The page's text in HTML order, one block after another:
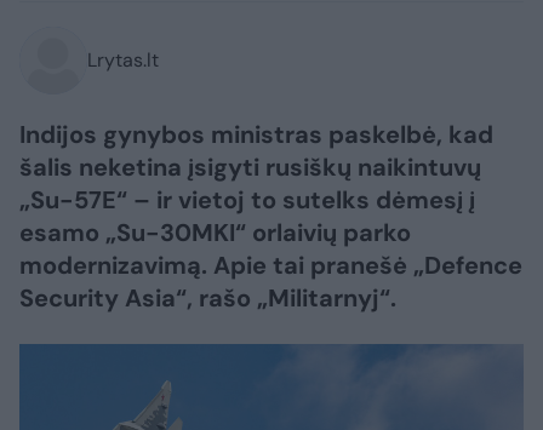
Lrytas.lt
Indijos gynybos ministras paskelbė, kad
šalis neketina įsigyti rusiškų naikintuvų
„Su-57E“ – ir vietoj to sutelks dėmesį į
esamo „Su-30MKI“ orlaivių parko
modernizavimą. Apie tai pranešė „Defence
Security Asia“, rašo „Militarnyj“.